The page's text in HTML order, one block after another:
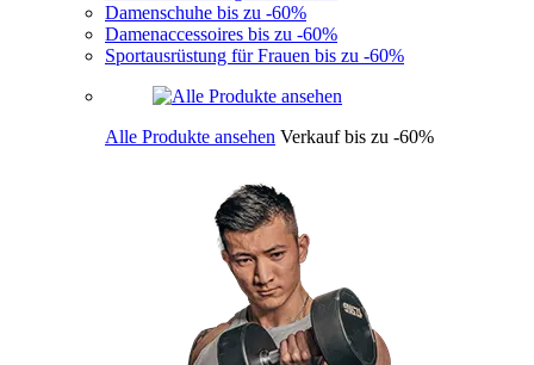
Damenschuhe bis zu -60%
Damenaccessoires bis zu -60%
Sportausrüstung für Frauen bis zu -60%
Alle Produkte ansehen Verkauf bis zu -60%